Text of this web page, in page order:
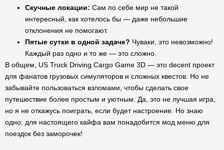
Скучные локации: Сам по себе мир не такой
интересный, как хотелось бы — даже небольшие
отклонения не помогают.
Пятые сутки в одной задаче? Чуваки, это невозможно!
Каждый раз одно и то же — это сложно.
В общем, US Truck Driving Cargo Game 3D — это decent проект
для фанатов грузовых симуляторов и сложных квестов. Но не
забывайте пользоваться взломами, чтобы сделать свое
путешествие более простым и уютным. Да, это не лучшая игра,
но я не откажусь поиграть, если будет настроение. Но знаю
одно: для настоящего кайфа вам понадобится мод меню для
поездок без заморочек!